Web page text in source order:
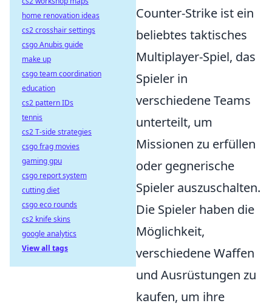
Counter-Strike ist ein
beliebtes taktisches
Multiplayer-Spiel, das
Spieler in
verschiedene Teams
unterteilt, um
Missionen zu erfüllen
oder gegnerische
Spieler auszuschalten.
Die Spieler haben die
Möglichkeit,
verschiedene Waffen
und Ausrüstungen zu
kaufen, um ihre
home renovation ideas
cs2 crosshair settings
csgo Anubis guide
make up
csgo team coordination
education
cs2 pattern IDs
tennis
cs2 T-side strategies
csgo frag movies
gaming gpu
csgo report system
cutting diet
csgo eco rounds
cs2 knife skins
google analytics
View all tags